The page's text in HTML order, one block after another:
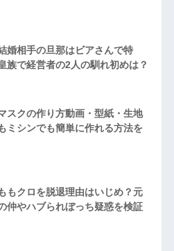
婚相手の旦那はビアさんで特
族で経営者の2人の馴れ初めは？
スクの作り方動画・型紙・生地
ミシンでも簡単に作れる方法を
もクロを脱退理由はいじめ？元
仲やハブられぼっち疑惑を検証